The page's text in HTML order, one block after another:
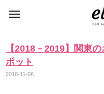
【2018－2019】関東
ポット
2018-11-06